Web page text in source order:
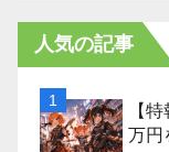
人気の記事
【
万円